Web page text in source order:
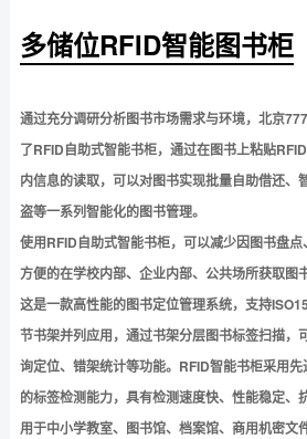
多储位RFID智能图书柜
通过充分调研分析图书市场需求与环境，北京
了RFID自助式智能书柜，通过在图书上粘贴
内信息的读取，可以对图书实现批量自助借还、
盗等一系列智能化的图书管理。
使用RFID自助式智能书柜，可以减少因图书盘
方便的在学校内部、企业内部、公共场所获取图
这是一款高性能的图书定位管理系统，支持
节书架并列应用，通过书架分层图书标签扫描，
询定位、错架统计等功能。RFID智能书柜采用
的标签检测能力，具有检测速度快、性能稳定、
用于中小学教室、图书馆、档案馆、商用机密文